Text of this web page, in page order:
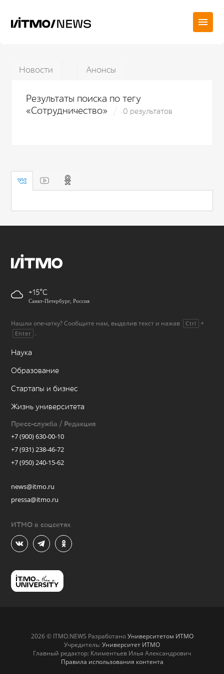
Новости Анонсы
Результаты поиска по тегу
«Сотрудничество»
0 результатов
+15
Санкт-Петербург, Россия
Нашли опечатку? Сообщите нам, выделив текст и нажав Ctrl +
Enter .
Наука
Образование
Стартапы и бизнес
Жизнь университета
Пресс-служба / Редакция
+7 (900) 630-00-10
+7 (931) 238-46-72
+7 (950) 240-15-62
news@itmo.ru
pressa@itmo.ru
ИТМО в соцсетях
2026 © ITMO.NEWS РазработаноУниверситетом ИТМО
Учредитель: Университет ИТМО
Главный редактор: Климентьев Илья Александрович
Правила использования контента